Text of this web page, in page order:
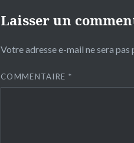
Laisser un
Votre adresse e-mail ne sera pas
COMMENTAIRE *